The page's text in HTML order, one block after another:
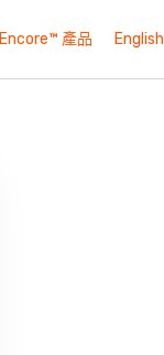
Encore™ 產品 English